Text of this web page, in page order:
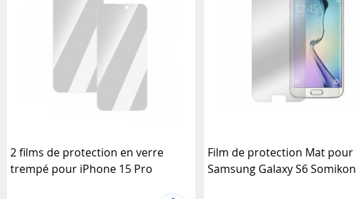
2 films de protection en verre
trempé pour iPhone 15 Pro
Film de protection Mat pour
Samsung Galaxy S6 Somikon